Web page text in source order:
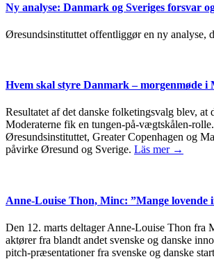
Ny analyse: Danmark og Sveriges forsvar
Øresundsinstituttet offentliggør en ny analyse,
Hvem skal styre Danmark – morgenmøde i
Resultatet af det danske folketingsvalg blev,
Moderaterne fik en tungen-på-vægtskålen-
Øresundsinstituttet, Greater Copenhagen og
påvirke Øresund og Sverige. Läs mer →
Anne-Louise Thon, Minc: ”Mange lovende
Den 12. marts deltager Anne-Louise Thon fra
aktører fra blandt andet svenske og danske
pitch-præsentationer fra svenske og danske